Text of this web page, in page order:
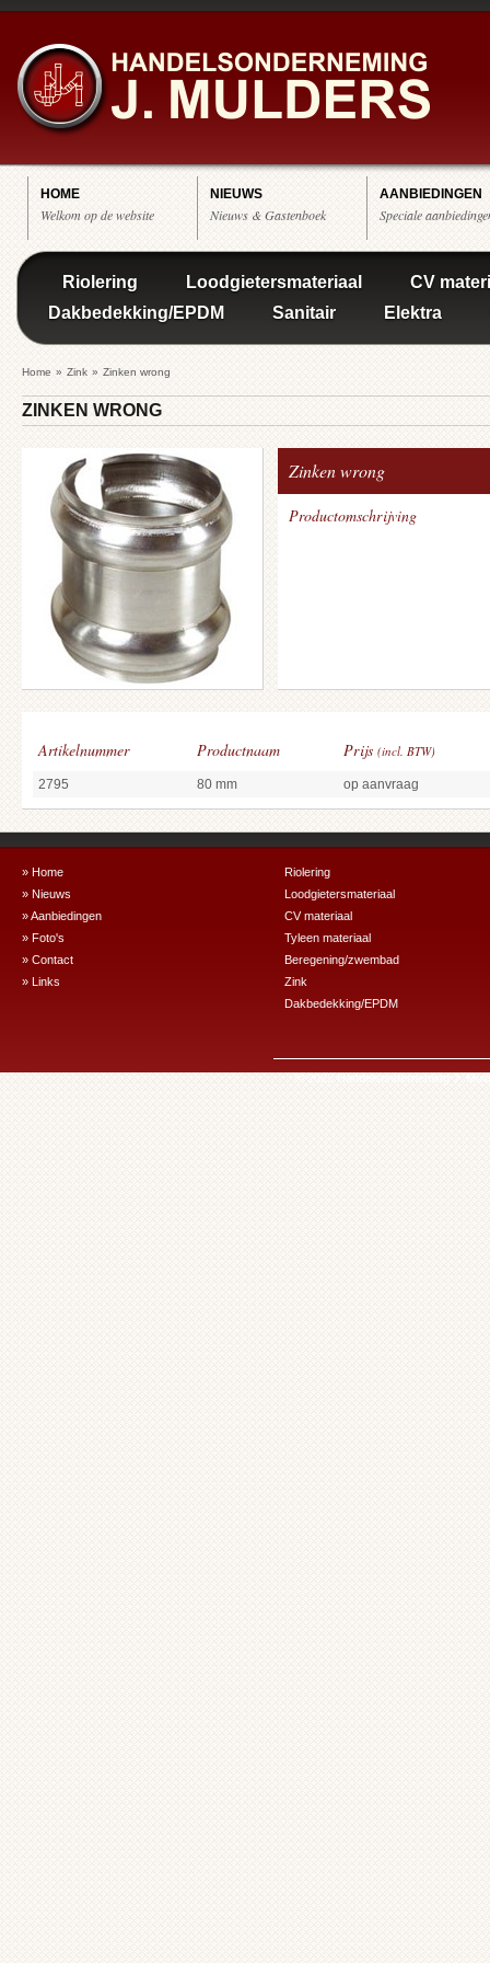
HOME
Welkom op de website
NIEUWS
Nieuws & Gastenboek
AANBIEDINGEN
Speciale
Riolering Loodgietersmateriaal
CV
Dakbedekking/EPDM
Sanitair Elektra
Home » Zink » Zinken wrong
ZINKEN WRONG
Zinken wrong
Productomschrijving
Artikelnummer Productnaam Prijs (incl. BTW)
2795 80 mm op aanvraag
» Home
» Nieuws
» Aanbiedingen
» Foto's
» Contact
» Links
Riolering
Loodgietersmateriaal
CV materiaal
Tyleen materiaal
Beregening/zwembad
Zink
Dakbedekking/EPDM
© 2022 Handelsonderneming J.